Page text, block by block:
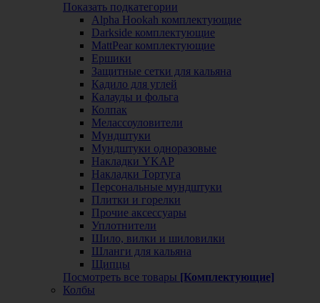
Показать подкатегории
Alpha Hookah комплектующие
Darkside комплектующие
MattPear комплектующие
Ершики
Защитные сетки для кальяна
Кадило для углей
Калауды и фольга
Колпак
Мелассоуловители
Мундштуки
Мундштуки одноразовые
Накладки YKAP
Накладки Тортуга
Персональные мундштуки
Плитки и горелки
Прочие аксессуары
Уплотнители
Шило, вилки и шиловилки
Шланги для кальяна
Щипцы
Посмотреть все товары [Комплектующие]
Колбы